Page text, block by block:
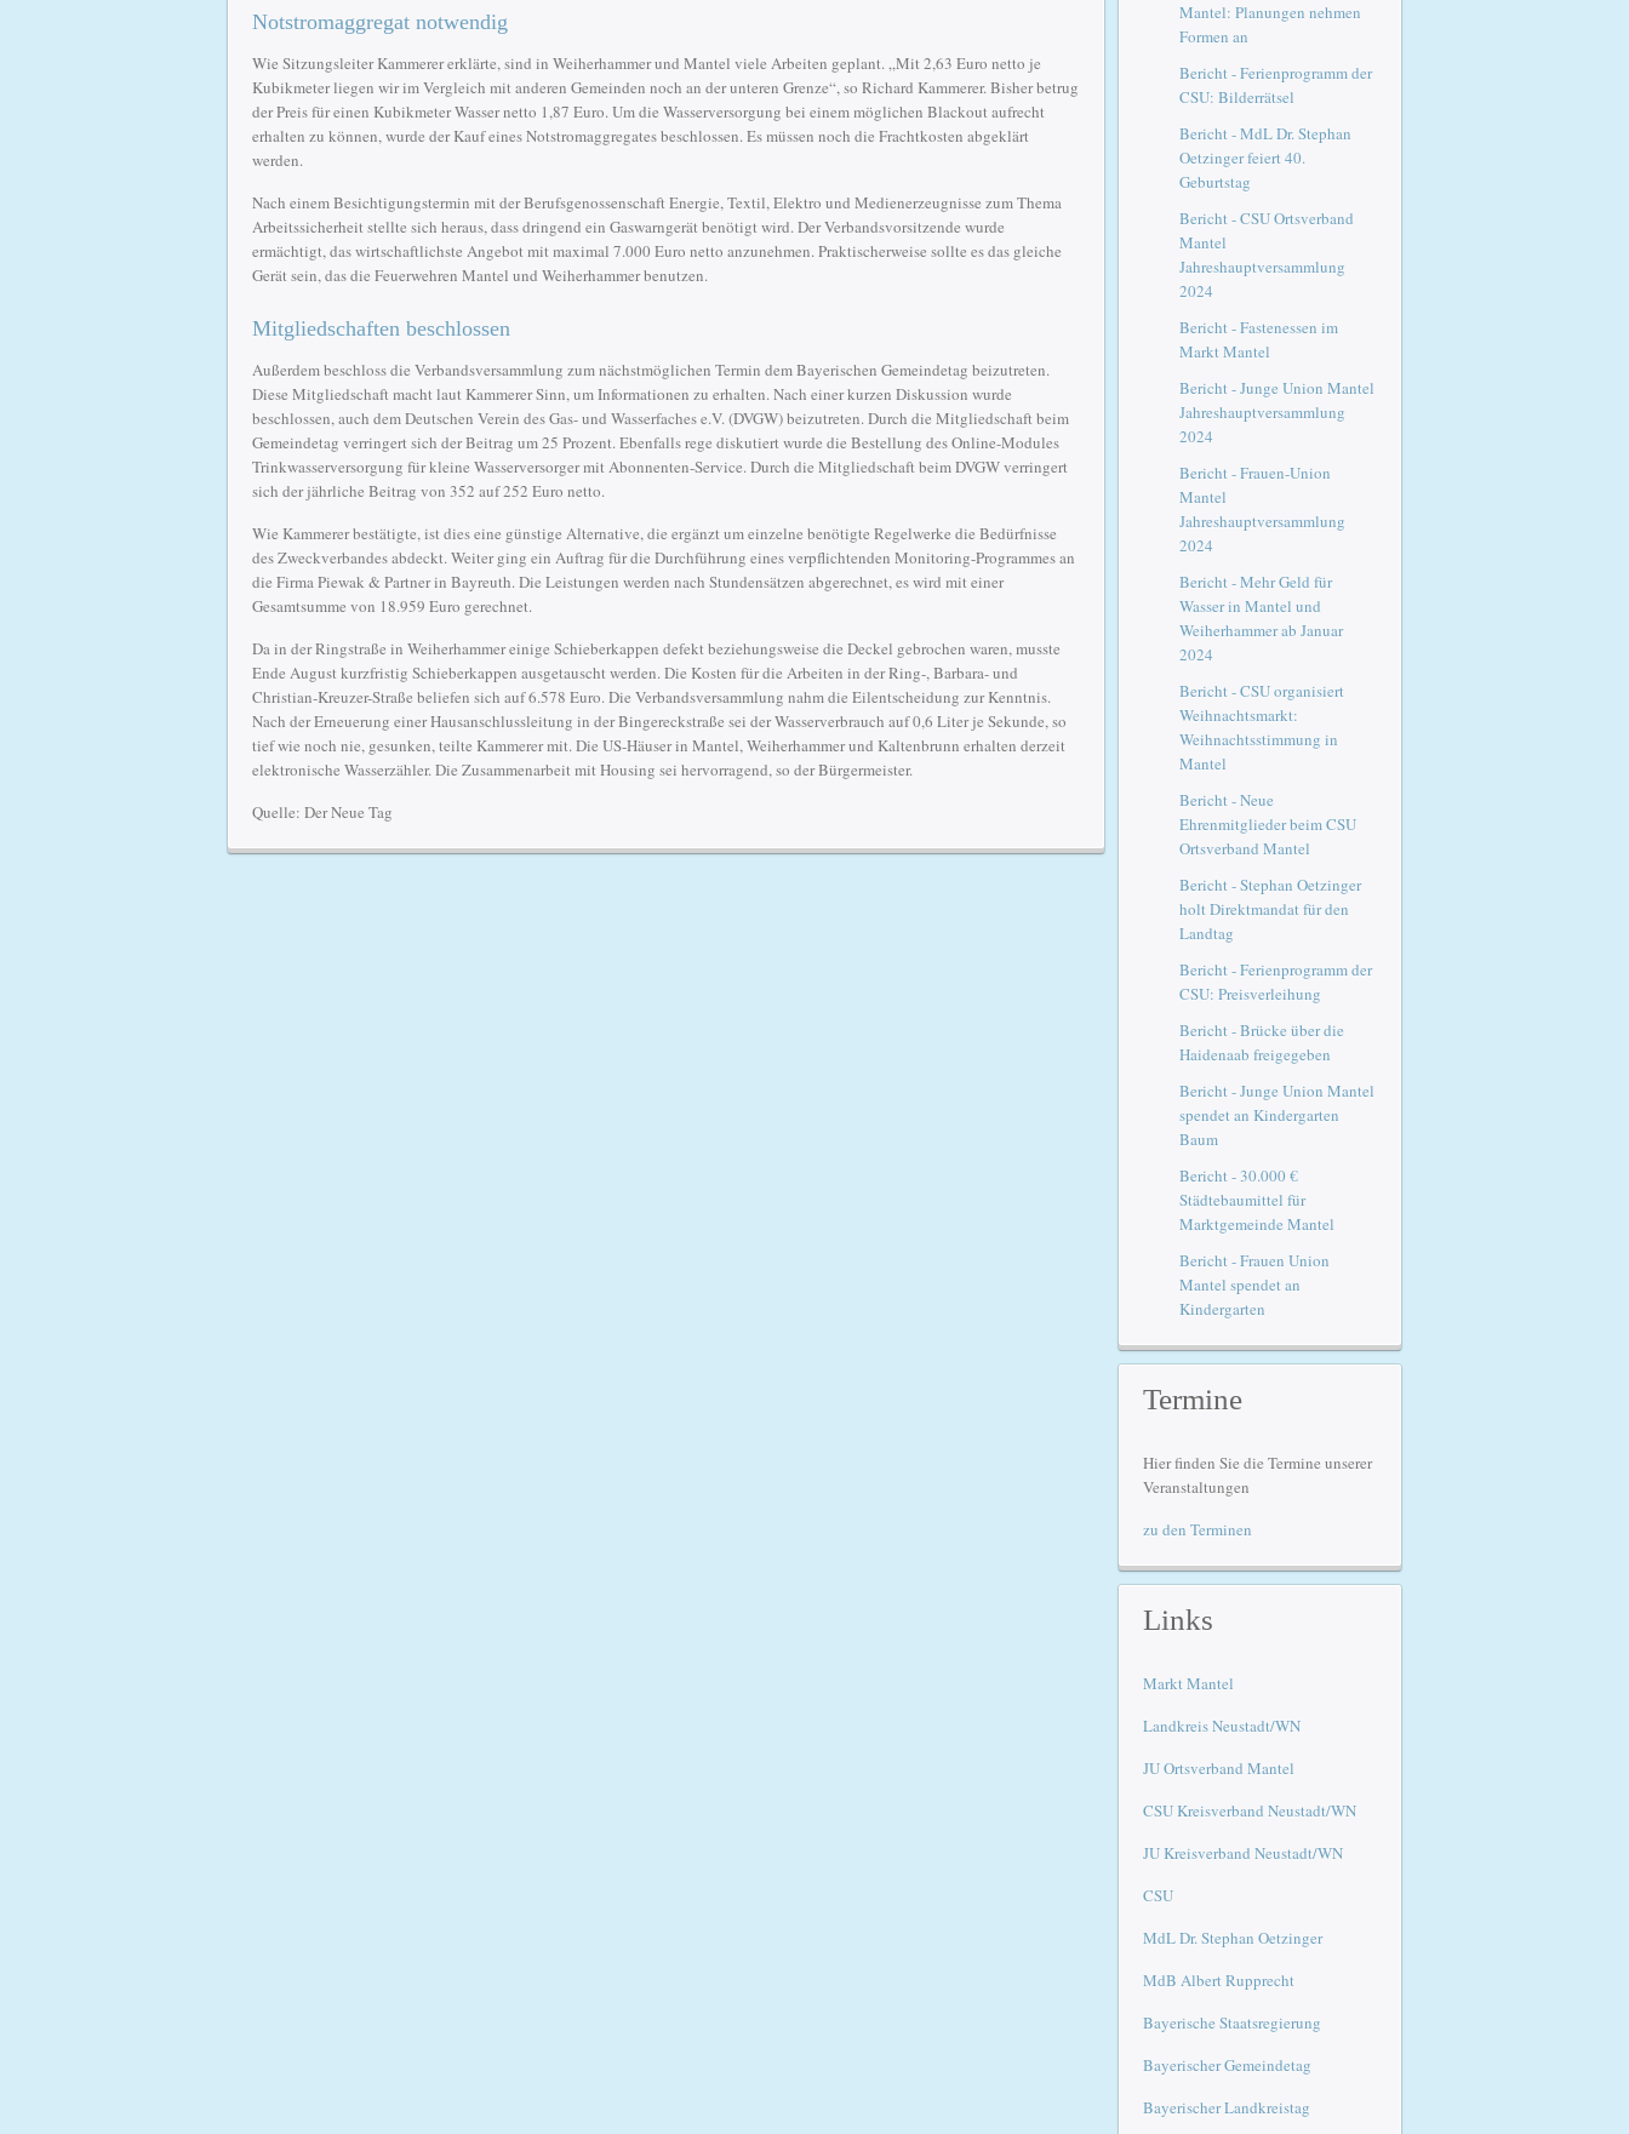
Notstromaggregat notwendig
Wie Sitzungsleiter Kammerer erklärte, sind in Weiherhammer und Mantel viele Arbeiten geplant. „Mit 2,63 Euro netto je
Kubikmeter liegen wir im Vergleich mit anderen Gemeinden noch an der unteren Grenze“, so Richard Kammerer. Bisher betrug
der Preis für einen Kubikmeter Wasser netto 1,87 Euro. Um die Wasserversorgung bei einem möglichen Blackout aufrecht
erhalten zu können, wurde der Kauf eines Notstromaggregates beschlossen. Es müssen noch die Frachtkosten abgeklärt
werden.
Nach einem Besichtigungstermin mit der Berufsgenossenschaft Energie, Textil, Elektro und Medienerzeugnisse zum Thema
Arbeitssicherheit stellte sich heraus, dass dringend ein Gaswarngerät benötigt wird. Der Verbandsvorsitzende wurde
ermächtigt, das wirtschaftlichste Angebot mit maximal 7.000 Euro netto anzunehmen. Praktischerweise sollte es das gleiche
Gerät sein, das die Feuerwehren Mantel und Weiherhammer benutzen.
Mitgliedschaften beschlossen
Außerdem beschloss die Verbandsversammlung zum nächstmöglichen Termin dem Bayerischen Gemeindetag beizutreten.
Diese Mitgliedschaft macht laut Kammerer Sinn, um Informationen zu erhalten. Nach einer kurzen Diskussion wurde
beschlossen, auch dem Deutschen Verein des Gas- und Wasserfaches e.V. (DVGW) beizutreten. Durch die Mitgliedschaft beim
Gemeindetag verringert sich der Beitrag um 25 Prozent. Ebenfalls rege diskutiert wurde die Bestellung des Online-Modules
Trinkwasserversorgung für kleine Wasserversorger mit Abonnenten-Service. Durch die Mitgliedschaft beim DVGW verringert
sich der jährliche Beitrag von 352 auf 252 Euro netto.
Wie Kammerer bestätigte, ist dies eine günstige Alternative, die ergänzt um einzelne benötigte Regelwerke die Bedürfnisse
des Zweckverbandes abdeckt. Weiter ging ein Auftrag für die Durchführung eines verpflichtenden Monitoring-Programmes an
die Firma Piewak & Partner in Bayreuth. Die Leistungen werden nach Stundensätzen abgerechnet, es wird mit einer
Gesamtsumme von 18.959 Euro gerechnet.
Da in der Ringstraße in Weiherhammer einige Schieberkappen defekt beziehungsweise die Deckel gebrochen waren, musste
Ende August kurzfristig Schieberkappen ausgetauscht werden. Die Kosten für die Arbeiten in der Ring-, Barbara- und
Christian-Kreuzer-Straße beliefen sich auf 6.578 Euro. Die Verbandsversammlung nahm die Eilentscheidung zur Kenntnis.
Nach der Erneuerung einer Hausanschlussleitung in der Bingereckstraße sei der Wasserverbrauch auf 0,6 Liter je Sekunde, so
tief wie noch nie, gesunken, teilte Kammerer mit. Die US-Häuser in Mantel, Weiherhammer und Kaltenbrunn erhalten derzeit
elektronische Wasserzähler. Die Zusammenarbeit mit Housing sei hervorragend, so der Bürgermeister.
Quelle: Der Neue Tag
Mantel: Planungen nehmen
Formen an
Bericht - Ferienprogramm der
CSU: Bilderrätsel
Bericht - MdL Dr. Stephan
Oetzinger feiert 40.
Geburtstag
Bericht - CSU Ortsverband
Mantel
Jahreshauptversammlung
2024
Bericht - Fastenessen im
Markt Mantel
Bericht - Junge Union Mantel
Jahreshauptversammlung
2024
Bericht - Frauen-Union
Mantel
Jahreshauptversammlung
2024
Bericht - Mehr Geld für
Wasser in Mantel und
Weiherhammer ab Januar
2024
Bericht - CSU organisiert
Weihnachtsmarkt:
Weihnachtsstimmung in
Mantel
Bericht - Neue
Ehrenmitglieder beim CSU
Ortsverband Mantel
Bericht - Stephan Oetzinger
holt Direktmandat für den
Landtag
Bericht - Ferienprogramm der
CSU: Preisverleihung
Bericht - Brücke über die
Haidenaab freigegeben
Bericht - Junge Union Mantel
spendet an Kindergarten
Baum
Bericht - 30.000 €
Städtebaumittel für
Marktgemeinde Mantel
Bericht - Frauen Union
Mantel spendet an
Kindergarten
Termine
Hier finden Sie die Termine unserer
Veranstaltungen
zu den Terminen
Links
Markt Mantel
Landkreis Neustadt/WN
JU Ortsverband Mantel
CSU Kreisverband Neustadt/WN
JU Kreisverband Neustadt/WN
CSU
MdL Dr. Stephan Oetzinger
MdB Albert Rupprecht
Bayerische Staatsregierung
Bayerischer Gemeindetag
Bayerischer Landkreistag